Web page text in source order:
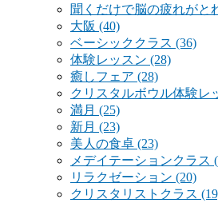
聞くだけで脳の疲れがと
大阪 (40)
ベーシッククラス (36)
体験レッスン (28)
癒しフェア (28)
クリスタルボウル体験レ
満月 (25)
新月 (23)
美人の食卓 (23)
メデイテーションクラス
リラクゼーション (20)
クリスタリストクラス